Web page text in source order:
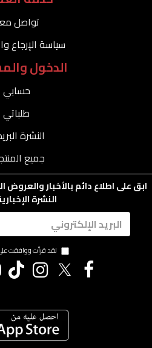
تواصل
سياسة الإرجاع
الدخول
حسابي
طلباتي
النشرة
جميع
ابق على اطلاع دائم بالأخبار والعروض
النشرة
لقد قرأت ووافقت